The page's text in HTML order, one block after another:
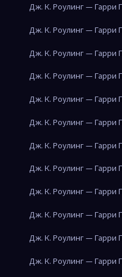
Дж. К. Роулинг — Гарри
Дж. К. Роулинг — Гарри
Дж. К. Роулинг — Гарри
Дж. К. Роулинг — Гарри
Дж. К. Роулинг — Гарри
Дж. К. Роулинг — Гарри
Дж. К. Роулинг — Гарри
Дж. К. Роулинг — Гарри
Дж. К. Роулинг — Гарри
Дж. К. Роулинг — Гарри
Дж. К. Роулинг — Гарри
Дж. К. Роулинг — Гарри